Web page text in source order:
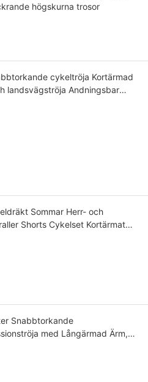
högskurna trosor
cykeltröja Kortärmad
landsvägströja Andningsbar
Sommar Herr- och
Shorts Cykelset Kortärmat
Snabbtorkande
med Långärmad Ärm,